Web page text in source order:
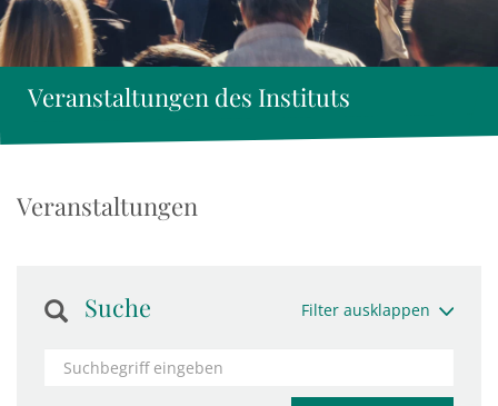
Veranstaltungen des Instituts
Veranstaltungen
Suche Filter ausklappen